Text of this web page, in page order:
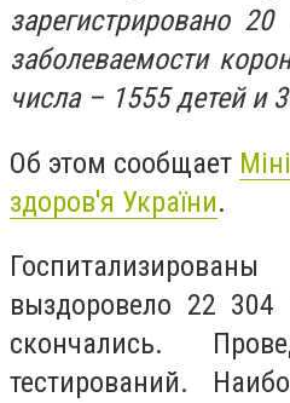
зарегистрировано
заболеваемости
числа – 1555 детей и
Об этом сообщает
здоров'я України.
выздоровело 22
скончались.
тестирований.